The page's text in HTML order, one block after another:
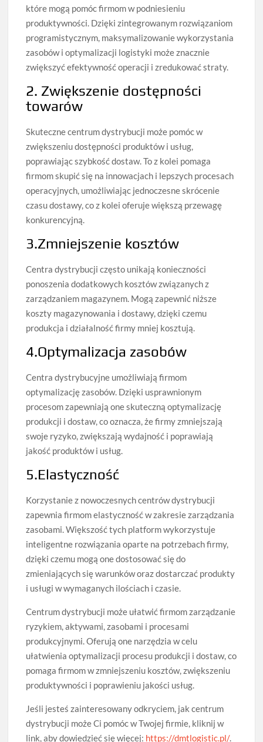
które mogą pomóc firmom w podniesieniu
produktywności. Dzięki zintegrowanym rozwiązaniom
programistycznym, maksymalizowanie wykorzystania
zasobów i optymalizacji logistyki może znacznie
zwiększyć efektywność operacji i zredukować straty.
2. Zwiększenie dostępności
towarów
Skuteczne centrum dystrybucji może pomóc w
zwiększeniu dostępności produktów i usług,
poprawiając szybkość dostaw. To z kolei pomaga
firmom skupić się na innowacjach i lepszych procesach
operacyjnych, umożliwiając jednoczesne skrócenie
czasu dostawy, co z kolei oferuje większą przewagę
konkurencyjną.
3.Zmniejszenie kosztów
Centra dystrybucji często unikają konieczności
ponoszenia dodatkowych kosztów związanych z
zarządzaniem magazynem. Mogą zapewnić niższe
koszty magazynowania i dostawy, dzięki czemu
produkcja i działalność firmy mniej kosztują.
4.Optymalizacja zasobów
Centra dystrybucyjne umożliwiają firmom
optymalizację zasobów. Dzięki usprawnionym
procesom zapewniają one skuteczną optymalizację
produkcji i dostaw, co oznacza, że ​​firmy zmniejszają
swoje ryzyko, zwiększają wydajność i poprawiają
jakość produktów i usług.
5.Elastyczność
Korzystanie z nowoczesnych centrów dystrybucji
zapewnia firmom elastyczność w zakresie zarządzania
zasobami. Większość tych platform wykorzystuje
inteligentne rozwiązania oparte na potrzebach firmy,
dzięki czemu mogą one dostosować się do
zmieniających się warunków oraz dostarczać produkty
i usługi w wymaganych ilościach i czasie.
Centrum dystrybucji może ułatwić firmom zarządzanie
ryzykiem, aktywami, zasobami i procesami
produkcyjnymi. Oferują one narzędzia w celu
ułatwienia optymalizacji procesu produkcji i dostaw, co
pomaga firmom w zmniejszeniu kosztów, zwiększeniu
produktywności i poprawieniu jakości usług.
Jeśli jesteś zainteresowany odkryciem, jak centrum
dystrybucji może Ci pomóc w Twojej firmie, kliknij w
link, aby dowiedzieć się więcej: https://dmtlogistic.pl/.